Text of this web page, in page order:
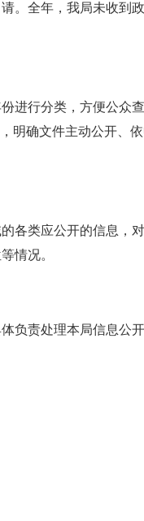
。全年，我局未收到
进行分类，方便公众
明确文件主动公开、依
各类应公开的信息，
情况。
负责处理本局信息公